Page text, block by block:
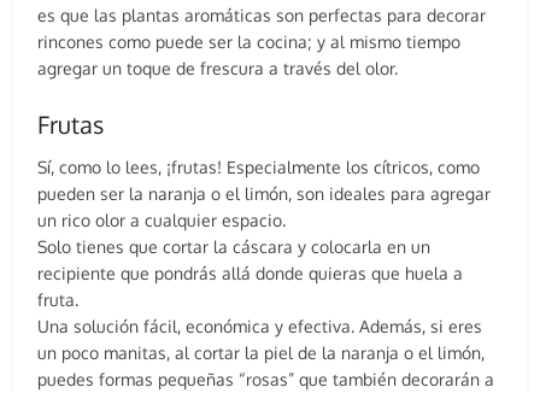
es que las plantas aromáticas son perfectas para decorar
rincones como puede ser la cocina; y al mismo tiempo
agregar un toque de frescura a través del olor.
Frutas
Sí, como lo lees, ¡frutas! Especialmente los cítricos, como
pueden ser la naranja o el limón, son ideales para agregar
un rico olor a cualquier espacio.
Solo tienes que cortar la cáscara y colocarla en un
recipiente que pondrás allá donde quieras que huela a
fruta.
Una solución fácil, económica y efectiva. Además, si eres
un poco manitas, al cortar la piel de la naranja o el limón,
puedes formas pequeñas “rosas” que también decorarán a